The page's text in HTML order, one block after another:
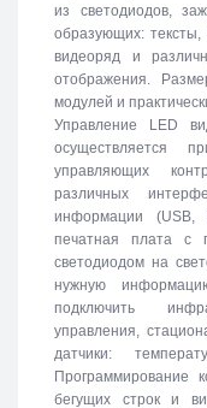
из светодиодов,
образующих:
видеоряд и
отображения.
модулей и
Управление LED
осуществляется
управляющих
различных
информации
печатная плата с
светодиодом на
нужную
подключить
управления,
датчики:
Программирование
бегущих строк и